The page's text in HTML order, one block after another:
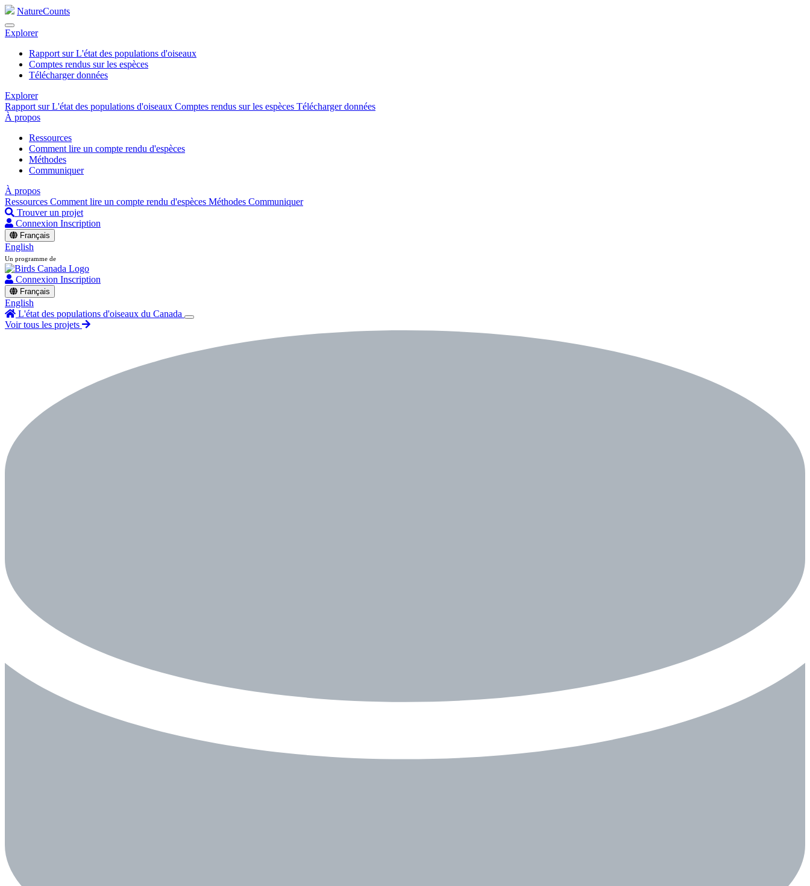
NatureCounts
Explorer
Rapport sur L'état des populations d'oiseaux
Comptes rendus sur les espèces
Télécharger données
Explorer
Rapport sur L'état des populations d'oiseaux Comptes rendus sur les espèces Télécharger données
À propos
Ressources
Comment lire un compte rendu d'espèces
Méthodes
Communiquer
À propos
Ressources Comment lire un compte rendu d'espèces Méthodes Communiquer
Trouver un projet
Connexion Inscription
Français
English
Un programme de
Connexion Inscription
Français
English
L'état des populations d'oiseaux du Canada
Voir tous les projets